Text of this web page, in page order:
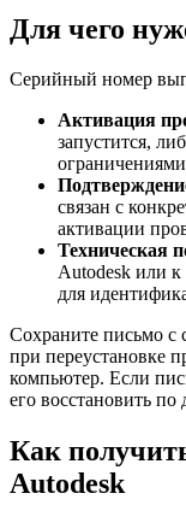
Для чего
Серийный номер
Активация
запустится,
связан с
активации
Техническая
Autodesk или к
для
Сохраните письмо
при переустановке
компьютер. Если
его восстановить по
Как
Autodesk